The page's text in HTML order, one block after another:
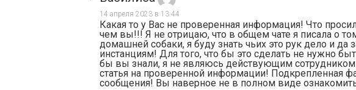
14 апреля 2023 в 13:44
Какая то у Вас не проверенная информация! Что
чем вы!!! Я не отрицаю, что в общем чате я писала о
домашней собаки, я буду знать чьих это рук дело и
инстанциям! Для того, что бы это сделать не нужно
бы вы знали, я не являюсь действующим
статья на проверенной информации! Подкрепленная
сообщения! Вы наверное не в полном виде ознакомить